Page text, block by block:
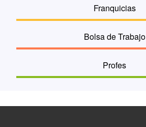
Franquicias
Bolsa de Trabajo
Profes